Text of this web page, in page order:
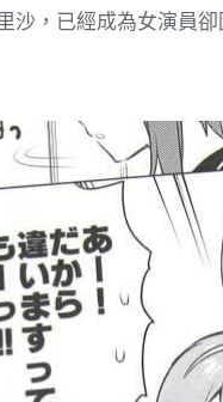
沙，已經成為女演員